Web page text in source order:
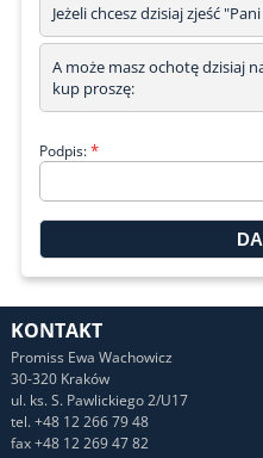
Jeżeli chcesz dzisiaj zjeść
A może masz ochotę dzisiaj
kup proszę:
Podpis:*
KONTAKT
Promiss Ewa Wachowicz
30-320 Kraków
ul. ks. S. Pawlickiego 2/U17
tel. +48 12 266 79 48
fax +48 12 269 47 82